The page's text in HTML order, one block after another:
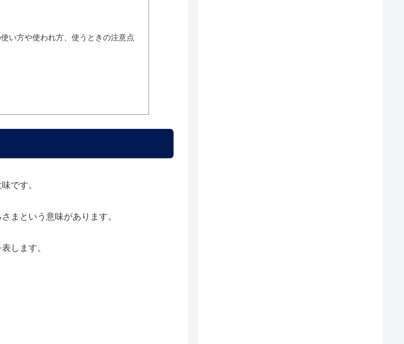
い方や使われ方、使うときの注意点
です。
まという意味があります。
します。